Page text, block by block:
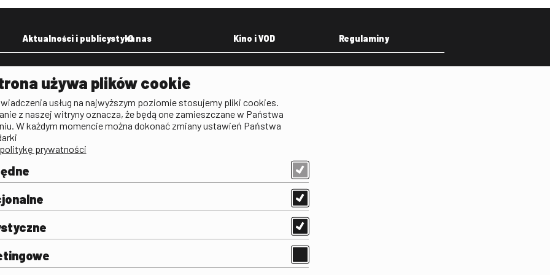
i
Aktualności i publicystyka
Aktualności
Publicystyka filmowa
O nas
Deklaracja dostępności
Polityka antykorupcyjna
Praca w FINA
Kino i VOD Regulaminy
używa plików cookie
usług na najwyższym poziomie stosujemy pliki cookies.
z naszej witryny oznacza, że będą one zamieszczane w Państwa
W każdym momencie można dokonać zmiany ustawień Państwa
prywatności